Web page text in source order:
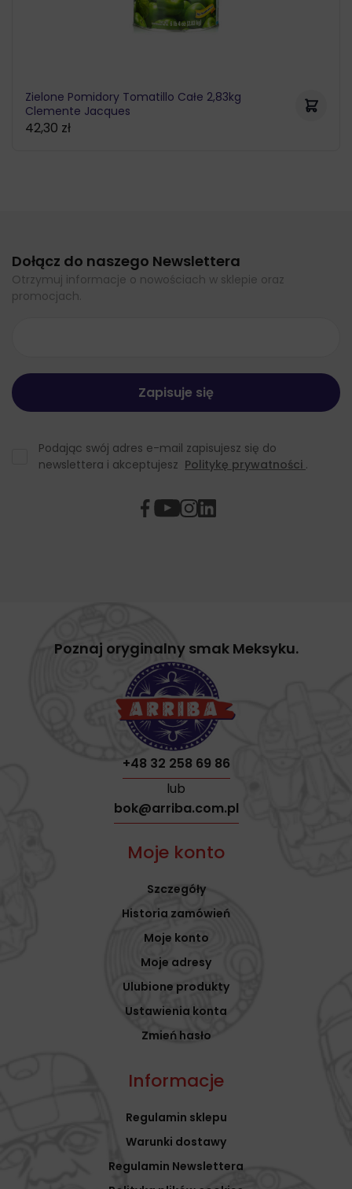
Zielone Pomidory Tomatillo Całe 2,83kg
Clemente Jacques
42,30 zł
Dołącz do naszego Newslettera
Otrzymuj informacje o nowościach w sklepie oraz
promocjach.
Podając swój adres e-mail zapisujesz się do
newslettera i akceptujesz Politykę prywatności .
Poznaj oryginalny smak Meksyku.
+48 32 258 69 86
lub
bok@arriba.com.pl
Moje konto
Szczegóły
Historia zamówień
Moje konto
Moje adresy
Ulubione produkty
Ustawienia konta
Zmień hasło
Informacje
Regulamin sklepu
Warunki dostawy
Regulamin Newslettera